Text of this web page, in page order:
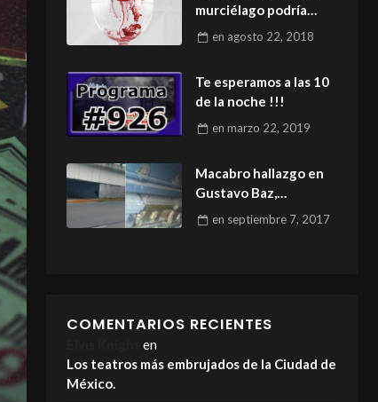
murciélago podría
tener el elixir de la
en agosto 22, 2018
Te esperamos a las 10
de la noche !!!
enmarzo 22, 2019
Macabro hallazgo en
Gustavo Baz,
Tlalnepantla, Estado
en septiembre 7, 2017
COMENTARIOS RECIENTES
en
Los teatros más embrujados de la Ciudad de
México.